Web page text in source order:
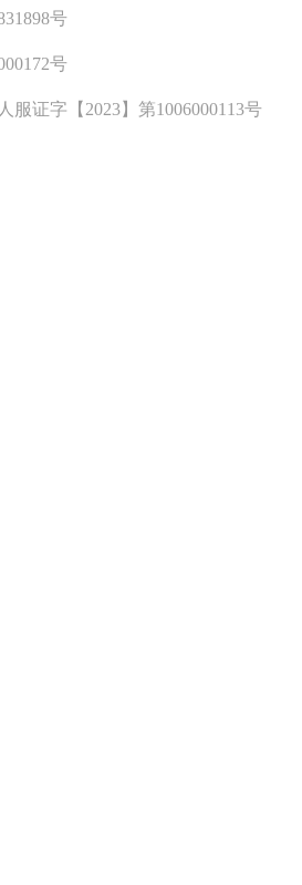
号
号
服证字【2023】第1006000113号